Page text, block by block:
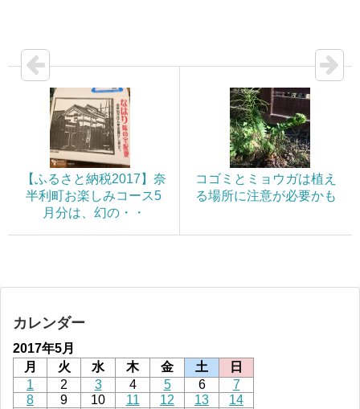
【ふるさと納税2017】奈
半利町お楽しみコース5
月分は、幻の・・
コゴミとミョウガは植え
る場所に注意が必要かも
カレンダー
2017年5月
月
火 水 木 金 土
日
1
2 3 4 5 6
7
8
9 10 11 12 13
14